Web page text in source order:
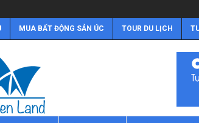
MUA BẤT ĐỘNG SẢN ÚC TOUR DU LỊCH